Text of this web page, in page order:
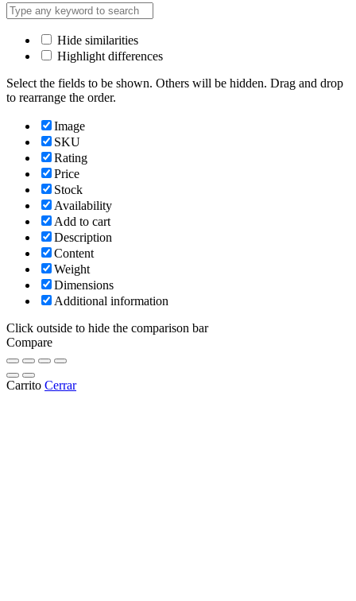
Hide similarities
Highlight differences
Select the fields to be shown. Others will be hidden. Drag and drop
to rearrange the order.
Image
SKU
Rating
Price
Stock
Availability
Add to cart
Description
Content
Weight
Dimensions
Additional information
Click outside to hide the comparison bar
Compare
Carrito Cerrar